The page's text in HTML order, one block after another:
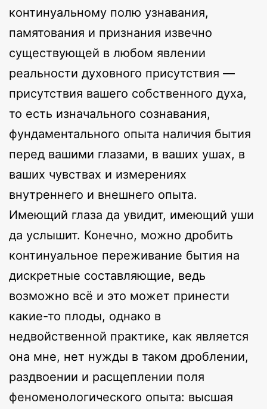
континуальному полю узнавания,
памятования и признания извечно
существующей в любом явлении
реальности духовного присутствия —
присутствия вашего собственного духа,
то есть изначального сознавания,
фундаментального опыта наличия бытия
перед вашими глазами, в ваших ушах, в
ваших чувствах и измерениях
внутреннего и внешнего опыта.
Имеющий глаза да увидит, имеющий уши
да услышит. Конечно, можно дробить
континуальное переживание бытия на
дискретные составляющие, ведь
возможно всё и это может принести
какие-то плоды, однако в
недвойственной практике, как является
она мне, нет нужды в таком дроблении,
раздвоении и расщеплении поля
феноменологического опыта: высшая